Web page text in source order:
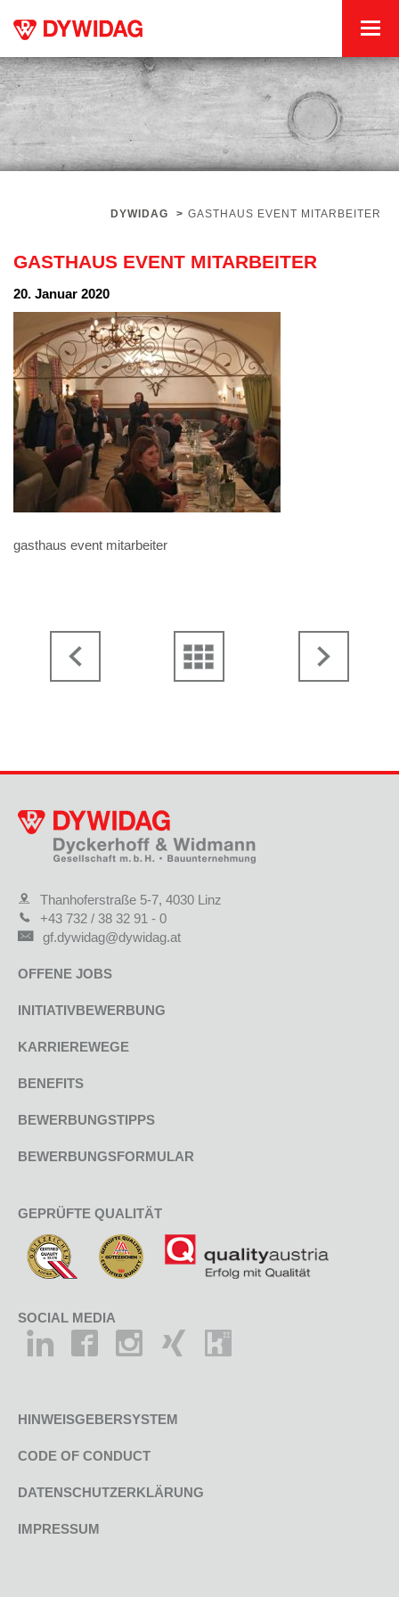
DYWIDAG > GASTHAUS EVENT MITARBEITER
GASTHAUS EVENT MITARBEITER
20. Januar 2020
gasthaus event mitarbeiter
Thanhoferstraße 5-7, 4030 Linz
+43 732 / 38 32 91 - 0
gf.dywidag@dywidag.at
OFFENE JOBS
INITIATIVBEWERBUNG
KARRIEREWEGE
BENEFITS
BEWERBUNGSTIPPS
BEWERBUNGSFORMULAR
GEPRÜFTE QUALITÄT
SOCIAL MEDIA
HINWEISGEBERSYSTEM
CODE OF CONDUCT
DATENSCHUTZERKLÄRUNG
IMPRESSUM